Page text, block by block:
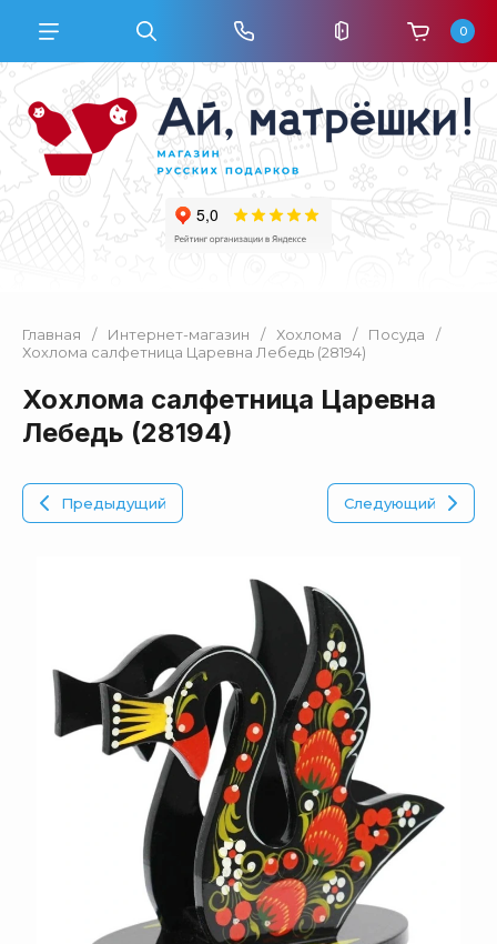
0
Главная / Интернет-магазин / Хохлома / Посуда
/
Хохлома салфетница Царевна Лебедь (28194)
Хохлома салфетница Царевна
Лебедь (28194)
Предыдущий Следующий